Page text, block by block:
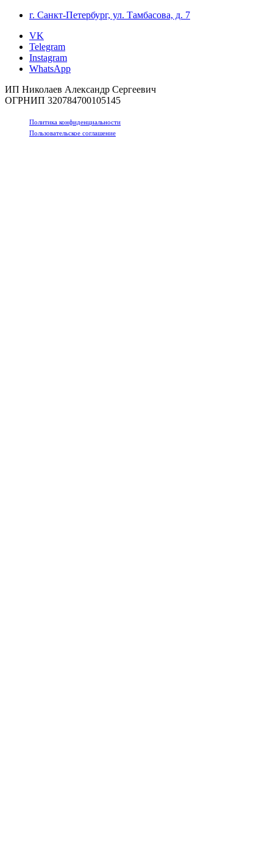
г. Санкт-Петербург, ул. Тамбасова, д. 7
VK
Telegram
Instagram
WhatsApp
ИП Николаев Александр Сергеевич
ОГРНИП 320784700105145
Политика конфиденциальности
Пользовательское соглашение